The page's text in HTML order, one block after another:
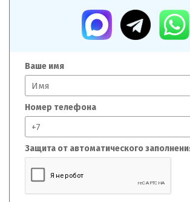
Ваше имя
Номер телефона
Защита от автоматического